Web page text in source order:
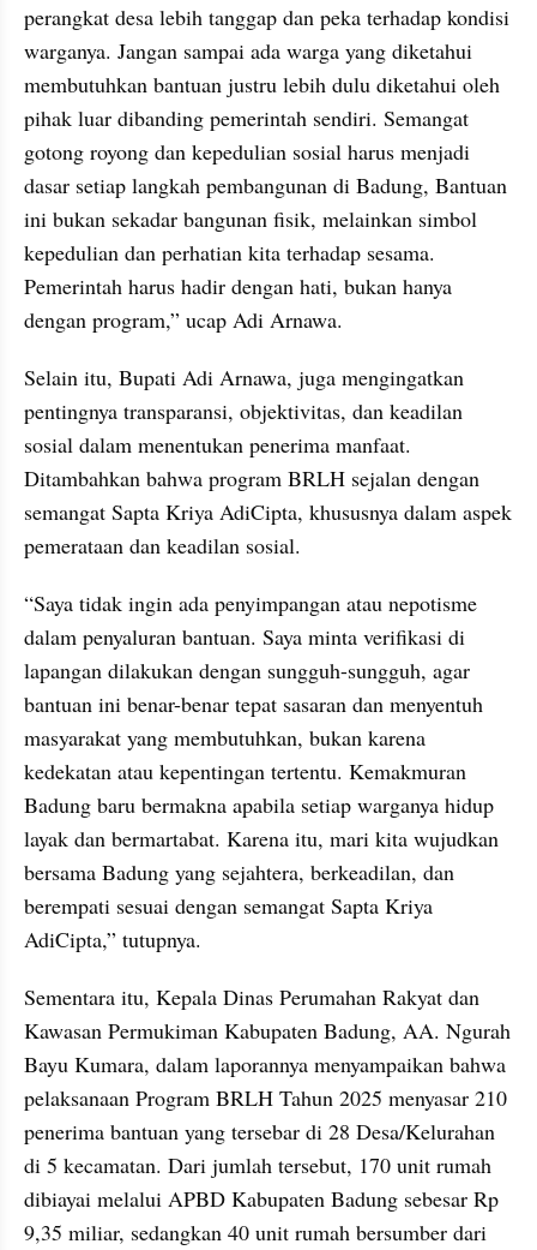
perangkat desa lebih tanggap dan peka terhadap kondisi
warganya. Jangan sampai ada warga yang diketahui
membutuhkan bantuan justru lebih dulu diketahui oleh
pihak luar dibanding pemerintah sendiri. Semangat
gotong royong dan kepedulian sosial harus menjadi
dasar setiap langkah pembangunan di Badung, Bantuan
ini bukan sekadar bangunan fisik, melainkan simbol
kepedulian dan perhatian kita terhadap sesama.
Pemerintah harus hadir dengan hati, bukan hanya
dengan program,” ucap Adi Arnawa.
Selain itu, Bupati Adi Arnawa, juga mengingatkan
pentingnya transparansi, objektivitas, dan keadilan
sosial dalam menentukan penerima manfaat.
Ditambahkan bahwa program BRLH sejalan dengan
semangat Sapta Kriya AdiCipta, khususnya dalam aspek
pemerataan dan keadilan sosial.
“Saya tidak ingin ada penyimpangan atau nepotisme
dalam penyaluran bantuan. Saya minta verifikasi di
lapangan dilakukan dengan sungguh-sungguh, agar
bantuan ini benar-benar tepat sasaran dan menyentuh
masyarakat yang membutuhkan, bukan karena
kedekatan atau kepentingan tertentu. Kemakmuran
Badung baru bermakna apabila setiap warganya hidup
layak dan bermartabat. Karena itu, mari kita wujudkan
bersama Badung yang sejahtera, berkeadilan, dan
berempati sesuai dengan semangat Sapta Kriya
AdiCipta,” tutupnya.
Sementara itu, Kepala Dinas Perumahan Rakyat dan
Kawasan Permukiman Kabupaten Badung, AA. Ngurah
Bayu Kumara, dalam laporannya menyampaikan bahwa
pelaksanaan Program BRLH Tahun 2025 menyasar 210
penerima bantuan yang tersebar di 28 Desa/Kelurahan
di 5 kecamatan. Dari jumlah tersebut, 170 unit rumah
dibiayai melalui APBD Kabupaten Badung sebesar Rp
9,35 miliar, sedangkan 40 unit rumah bersumber dari